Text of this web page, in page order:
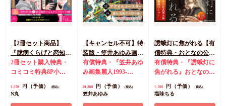
【2冊セット商品】
『臆病くらげと恋知ら
ず【有償】+柴崎さん
のケモノみち【有
約キャンペーン(抽■
2冊セット購入特典・
コミコミ特典8P小冊
2枚
有償特典・『臆病
3,559 円（予価） （税込）
N丸
【キャンセル不可】特
装版・笠井あゆみ画集
麗人1993-2025 ボッ
クスセット特製イラス
典・アクリルコースタ
有償特典・『笠井あゆ
み画集麗人1993-
特製イラストカード
29,260 円（予価） （税込）
笠井あゆみ
誘蛾灯に焦がれる【有
償特典・おとなの公式
同人誌】
有償特典・『誘蛾灯に
焦がれる』おとなの公
典漫画ペーパー
1,540 円（予価） （税込）
塩味ちる